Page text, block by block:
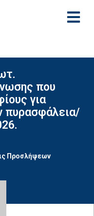
που
για
πυρασφάλεια/
Προσλήψεων